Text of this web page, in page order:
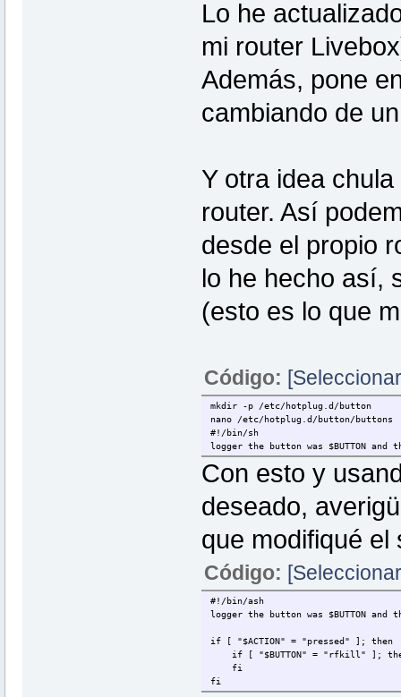
uci add_list
uci add_list
mv /root/FILTRO_OFF /root/
echo 0 > /sys/class/leds/
fi
uci commit dhcp
/etc/init.d/dnsmasq restart
Lo he
mi router
Además, pone
cambiando de
Y otra idea
router. Así
desde el propio
lo he hecho así,
(esto es lo que
Código:
mkdir -p /etc/hotplug.d/button
nano /etc/hotplug.d/button/buttons
#!/bin/sh
logger the button was $BUTTON and
Con esto y
deseado,
que modifiqué el
Código:
#!/bin/ash
logger the button was $BUTTON and
if [ "$ACTION" = "pressed" ]; then
if [ "$BUTTON" = "rfkill" ];
fi
fi